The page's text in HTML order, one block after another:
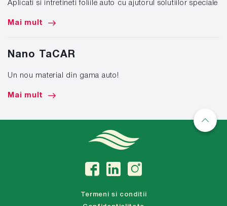
Aplicati si intretineti foliile auto cu ajutorul solutiilor speciale
Mai mult
Nano TaCAR
Un nou material din gama auto!
Mai mult
Termeni si conditii